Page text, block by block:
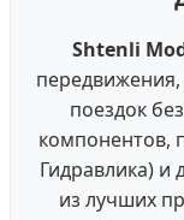
Shtenli
поездок
компонентов,
Гидравлика) и
из лучших